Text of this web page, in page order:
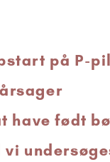
på P-
have født